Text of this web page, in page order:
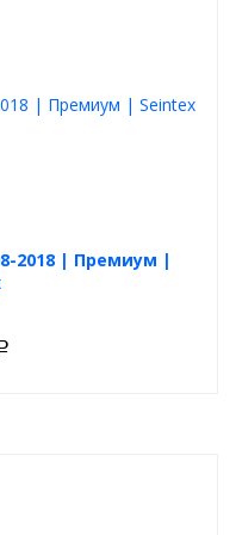
2018 | Премиум |